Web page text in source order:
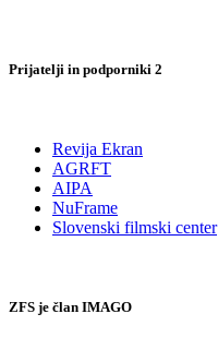
Prijatelji in podporniki 2
Revija Ekran
AGRFT
AIPA
NuFrame
Slovenski filmski center
ZFS je član IMAGO